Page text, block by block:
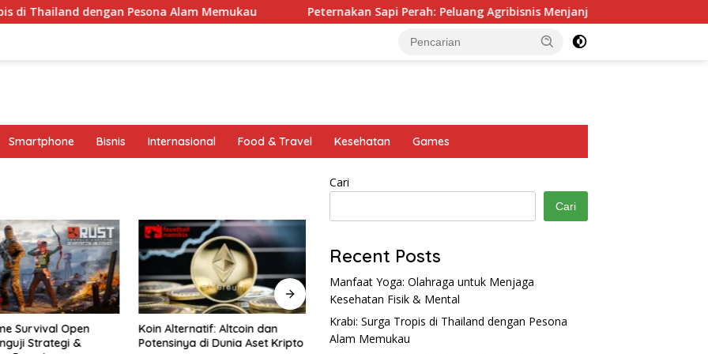
dengan Pesona Alam Memukau Peternakan Sapi Perah: Peluang Agribisnis Menjanjikan
Smartphone Bisnis Internasional Food & Travel Kesehatan Games
Survival Open
Strategi &
Koin Alternatif: Altcoin dan
Potensinya di Dunia Aset Kripto
Vivo Y28 4G: Smartphone
Baterai 6000 mAh Performa
Badminton: Olahraga Populer
Cari
Cari
Recent Posts
Manfaat Yoga: Olahraga untuk Menjaga
Kesehatan Fisik & Mental
Krabi: Surga Tropis di Thailand dengan Pesona
Alam Memukau